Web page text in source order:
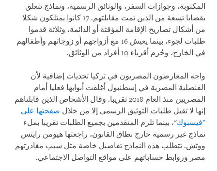
المكتوبة، وجوازات السفر، والوثائق الرسمية، ونماذج تتعلق
بقضايا تسعة من الذين تمت مقابلتهم. 17 كانوا يمتلكون شكلا
من أشكال تصاريح الإقامة المؤقتة أو الدائمة، وثلاثة قدموا
طلبات لجوء، بينما يعيش 16 مع أزواجهم أو زوجاتهم وأطفالهم
في الخارج، وحُرم أقرباء 10 أفراد من الوثائق.
واجه المعارضون المصريون في تركيا تحديات إضافية لأن
القنصلية المصرية في إسطنبول أغلقت أبوابها فعليا أمام
المصريين منذ العام 2018 تقريبا. وقال الأشخاص الذين قابلناهم
إنها لا تقبل طلبات التوثيق الرسمي إلا من خلال صفحتها على
"فيسبوك"، بينما تلزم المتقدمين بجميع الطلبات تقريبا بملء
نماذج غير رسمية خارج نطاق القانون، راجعتها هيومن رايتس
ووتش. تتطلب هذه النماذج تفاصيل خاصة مثل سبب مغادرتهم
مصر وروابط حساباتهم على مواقع التواصل الاجتماعي.